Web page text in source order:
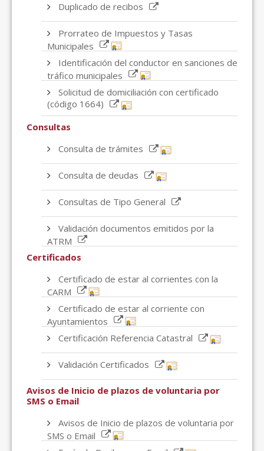
Duplicado de recibos
Prorrateo de Impuestos y Tasas
Municipales
Identificación del conductor en sanciones de
tráfico municipales
Solicitud de domiciliación con certificado
(código 1664)
Consultas
Consulta de trámites
Consulta de deudas
Consultas de Tipo General
Validación documentos emitidos por la
ATRM
Certificados
Certificado de estar al corrientes con la
CARM
Certificado de estar al corriente con
Ayuntamientos
Certificación Referencia Catastral
Validación Certificados
Avisos de Inicio de plazos de voluntaria por
SMS o Email
Avisos de Inicio de plazos de voluntaria por
SMS o Email